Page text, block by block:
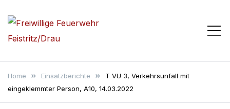
content
Freiwillige
Feuerwehr
Feistritz/Drau
Home Einsatzberichte
T VU 3, Verkehrsunfall mit
eingeklemmter Person, A10, 14.03.2022